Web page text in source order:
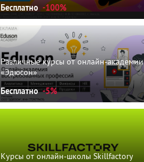
Бесплатно -100%
Различные курсы от онлайн-академии
«Эдюсон»
Бесплатно -5%
Курсы от онлайн-школы Skillfactory